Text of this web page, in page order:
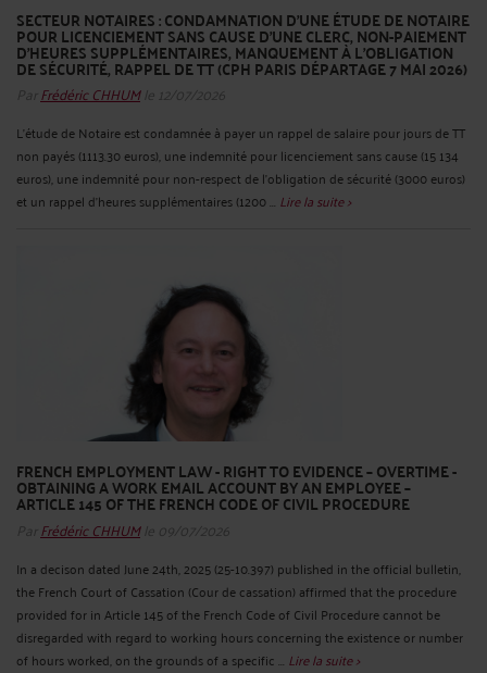
SECTEUR NOTAIRES : CONDAMNATION D’UNE ÉTUDE DE NOTAIRE
POUR LICENCIEMENT SANS CAUSE D’UNE CLERC, NON-PAIEMENT
D’HEURES SUPPLÉMENTAIRES, MANQUEMENT À L’OBLIGATION
DE SÉCURITÉ, RAPPEL DE TT (CPH PARIS DÉPARTAGE 7 MAI 2026)
Par Frédéric CHHUMle 12/07/2026
L’étude de Notaire est condamnée à payer un rappel de salaire pour jours de TT
non payés (1113.30 euros), une indemnité pour licenciement sans cause (15 134
euros), une indemnité pour non-respect de l’obligation de sécurité (3000 euros)
et un rappel d’heures supplémentaires (1200 ... Lire la suite >
FRENCH EMPLOYMENT LAW - RIGHT TO EVIDENCE – OVERTIME -
OBTAINING A WORK EMAIL ACCOUNT BY AN EMPLOYEE –
ARTICLE 145 OF THE FRENCH CODE OF CIVIL PROCEDURE
Par Frédéric CHHUMle 09/07/2026
In a decison dated June 24th, 2025 (25-10.397) published in the official bulletin,
the French Court of Cassation (Cour de cassation) affirmed that the procedure
provided for in Article 145 of the French Code of Civil Procedure cannot be
disregarded with regard to working hours concerning the existence or number
of hours worked, on the grounds of a specific ... Lire la suite >